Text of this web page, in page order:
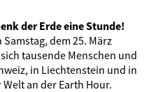
der Erde eine Stunde!
dem 25. März
tausende Menschen und
in Liechtenstein und in
an der Earth Hour.